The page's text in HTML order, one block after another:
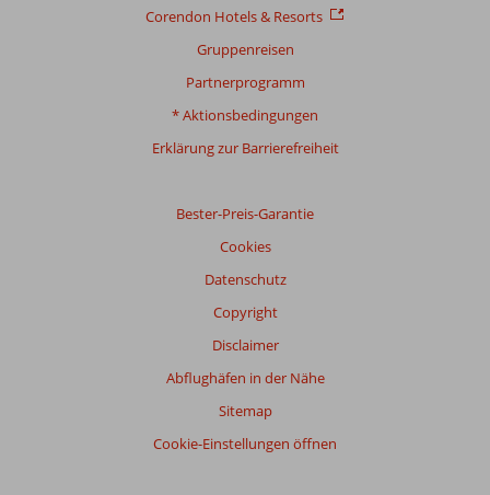
Corendon Hotels & Resorts
Gruppenreisen
Partnerprogramm
* Aktionsbedingungen
Erklärung zur Barrierefreiheit
Bester-Preis-Garantie
Cookies
Datenschutz
Copyright
Disclaimer
Abflughäfen in der Nähe
Sitemap
Cookie-Einstellungen öffnen